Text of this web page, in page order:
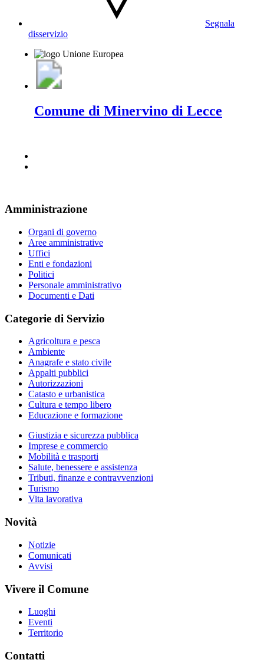
Segnala
disservizio
Comune di Minervino di Lecce
Amministrazione
Organi di governo
Aree amministrative
Uffici
Enti e fondazioni
Politici
Personale amministrativo
Documenti e Dati
Categorie di Servizio
Agricoltura e pesca
Ambiente
Anagrafe e stato civile
Appalti pubblici
Autorizzazioni
Catasto e urbanistica
Cultura e tempo libero
Educazione e formazione
Giustizia e sicurezza pubblica
Imprese e commercio
Mobilità e trasporti
Salute, benessere e assistenza
Tributi, finanze e contravvenzioni
Turismo
Vita lavorativa
Novità
Notizie
Comunicati
Avvisi
Vivere il Comune
Luoghi
Eventi
Territorio
Contatti